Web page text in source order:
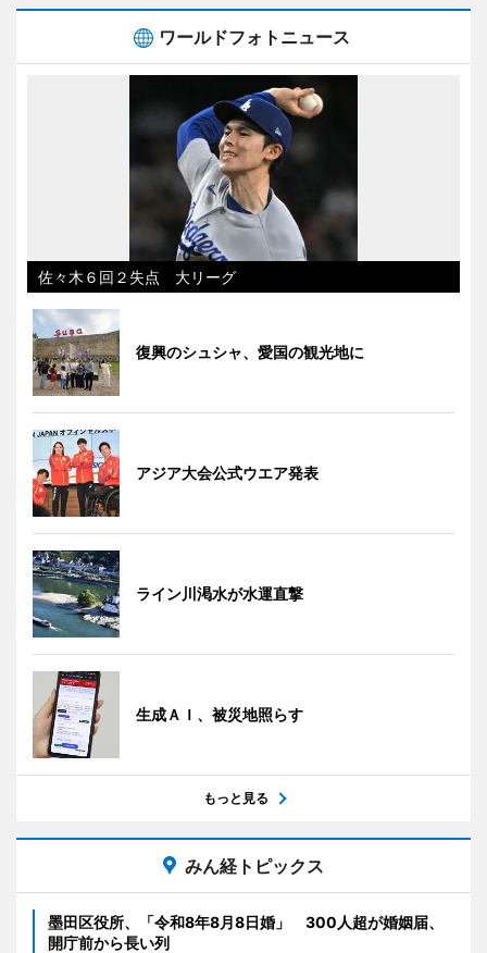
ワールドフォトニュース
佐々木６回２失点 大リーグ
復興のシュシャ、愛国の観光地に
アジア大会公式ウエア発表
ライン川渇水が水運直撃
生成ＡＩ、被災地照らす
もっと見る
みん経トピックス
墨田区役所、「令和8年8月8日婚」 300人超が婚姻届、
開庁前から長い列